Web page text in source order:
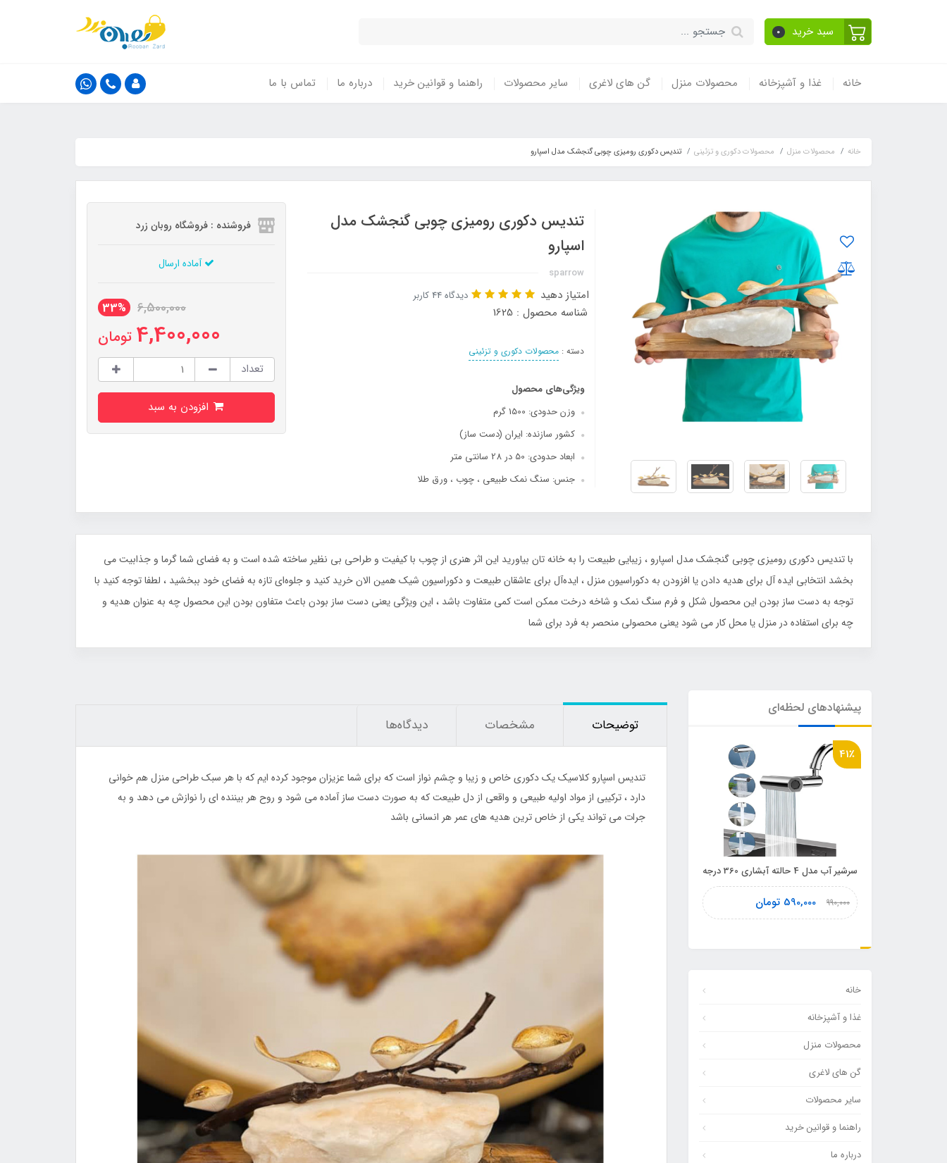
سبد خرید 0
خانه غذا و آشپزخانه محصولات منزل گن های لاغری سایر محصولات راهنما و قوانین خرید درباره ما تماس با ما
خانه محصولات منزل محصولات دکوری و تزئینی تندیس دکوری رومیزی چوبی گنجشک مدل اسپارو
تندیس دکوری رومیزی چوبی گنجشک مدل
اسپارو
sparrow
امتیاز دهید دیدگاه 44 کاربر
شناسه محصول : 1625
دسته : محصولات دکوری و تزئینی
ویژگی‌های محصول
وزن حدودی: 1500 گرم
کشور سازنده: ایران (دست ساز)
ابعاد حدودی: 50 در 28 سانتی متر
جنس: سنگ نمک طبیعی ، چوب ، ورق طلا
فروشنده : فروشگاه روبان زرد
آماده ارسال
6,500,000
33%
4,400,000 تومان
تعداد
با تندیس دکوری رومیزی چوبی گنجشک مدل اسپارو ، زیبایی طبیعت را به خانه‌ تان بیاورید این اثر هنری از چوب با کیفیت و طراحی بی‌ نظیر ساخته شده است و به فضای شما گرما و جذابیت می‌
بخشد انتخابی ایده‌ آل برای هدیه دادن یا افزودن به دکوراسیون منزل ، ایده‌آل برای عاشقان طبیعت و دکوراسیون شیک همین الان خرید کنید و جلوه‌ای تازه به فضای خود ببخشید ، لطفا توجه کنید با
توجه به دست ساز بودن این محصول شکل و فرم سنگ نمک و شاخه درخت ممکن است کمی متفاوت باشد ، این ویژگی یعنی دست ساز بودن باعث متفاون بودن این محصول چه به عنوان هدیه و
چه برای استفاده در منزل یا محل کار می شود یعنی محصولی منحصر به فرد برای شما
خانه
غذا و آشپزخانه
محصولات منزل
گن های لاغری
سایر محصولات
راهنما و قوانین خرید
درباره ما
پیشنهادهای لحظه‌ای
41٪
سرشیر آب مدل 4 حالته آبشاری 360 درجه
990,000
590,000 تومان
گن لاغری زنانه شکم بند لاغری جلو قزن
چراغ قوه جیبی کوچک شارژی مگنتی چند
کاره COB
200,000 تومان
زیر قابلمه استیل کشویی وارداتی فائوشان
FAO SHUN
650,000
توضیحات مشخصات دیدگاه‌ها
تندیس اسپارو کلاسیک یک دکوری خاص و زیبا و چشم نواز است که برای شما عزیزان موجود کرده ایم که با هر سبک طراحی منزل هم خوانی
دارد ، ترکیبی از مواد اولیه طبیعی و واقعی از دل طبیعت که به صورت دست ساز آماده می شود و روح هر بیننده ای را نوازش می دهد و به
جرات می تواند یکی از خاص ترین هدیه های عمر هر انسانی باشد